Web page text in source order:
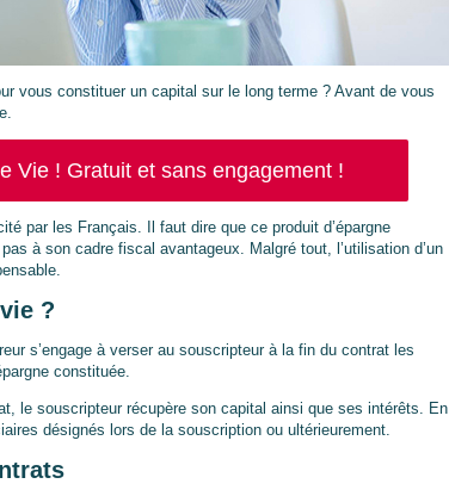
vous constituer un capital sur le long terme ? Avant de vous
Vie ! Gratuit et sans engagement !
par les Français. Il faut dire que ce produit d’épargne
à son cadre fiscal avantageux. Malgré tout, l’utilisation d’un
?
s’engage à verser au souscripteur à la fin du contrat les
constituée.
le souscripteur récupère son capital ainsi que ses intérêts. En
désignés lors de la souscription ou ultérieurement.